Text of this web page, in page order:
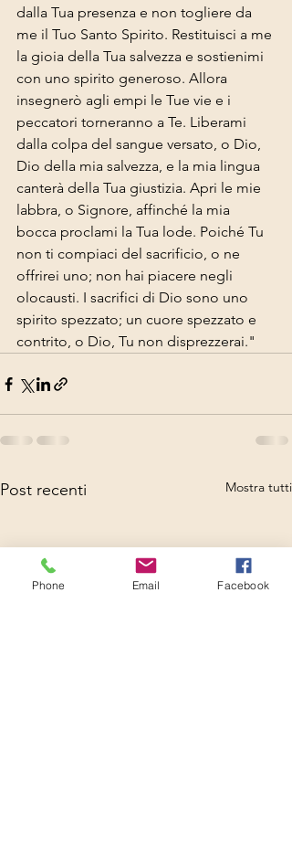
dalla Tua presenza e non togliere da
me il Tuo Santo Spirito. Restituisci a me
la gioia della Tua salvezza e sostienimi
con uno spirito generoso. Allora
insegnerò agli empi le Tue vie e i
peccatori torneranno a Te. Liberami
dalla colpa del sangue versato, o Dio,
Dio della mia salvezza, e la mia lingua
canterà della Tua giustizia. Apri le mie
labbra, o Signore, affinché la mia
bocca proclami la Tua lode. Poiché Tu
non ti compiaci del sacrificio, o ne
offrirei uno; non hai piacere negli
olocausti. I sacrifici di Dio sono uno
spirito spezzato; un cuore spezzato e
contrito, o Dio, Tu non disprezzerai."
Post recenti Mostra tutti
Phone Email Facebook